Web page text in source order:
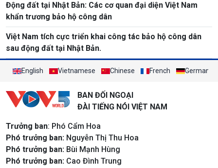
Động đất tại Nhật Bản: Các cơ quan đại diện Việt Nam
khẩn trương bảo hộ công dân
Việt Nam tích cực triển khai công tác bảo hộ công dân
sau động đất tại Nhật Bản.
English Vietnamese Chinese French German
BAN ĐỐI NGOẠI
ĐÀI TIẾNG NÓI VIỆT NAM
Trưởng ban: Phó Cẩm Hoa
Phó trưởng ban: Nguyễn Thị Thu Hoa
Phó trưởng ban: Bùi Mạnh Hùng
Phó trưởng ban: Cao Đình Trung